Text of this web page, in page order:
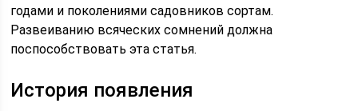
годами и поколениями садовников сортам.
Развеиванию всяческих сомнений должна
поспособствовать эта статья.
История появления